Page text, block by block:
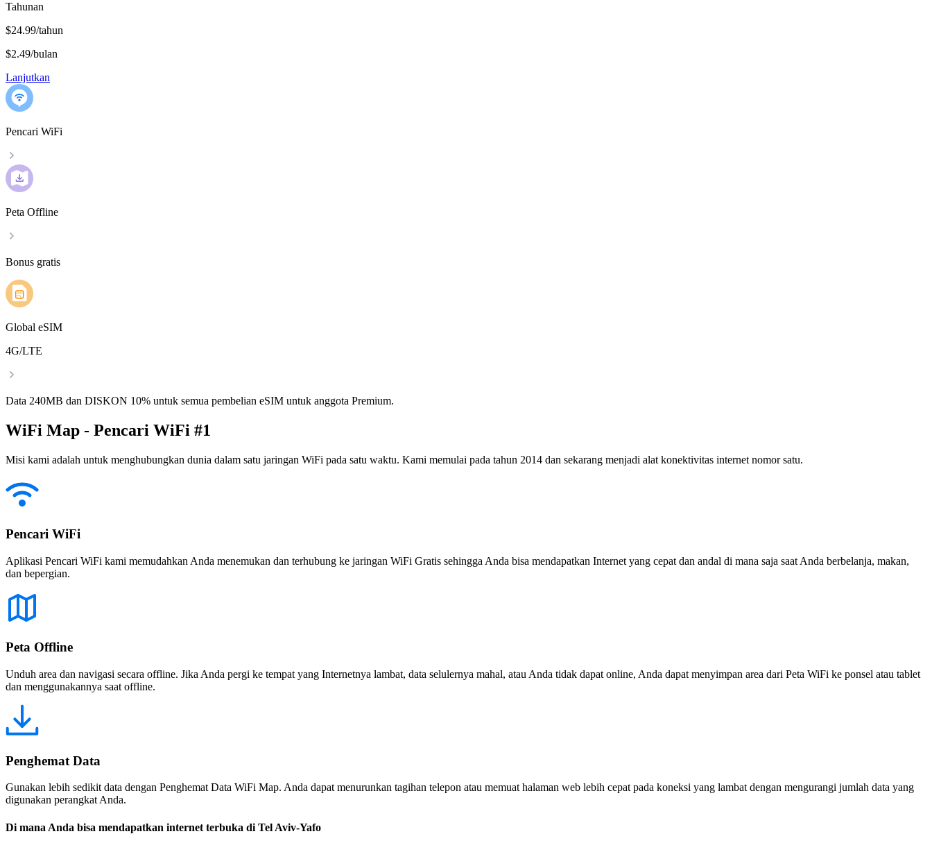
Tahunan
$24.99/tahun
$2.49/bulan
Lanjutkan
Pencari WiFi
Peta Offline
Bonus gratis
Global eSIM
4G/LTE
Data 240MB dan DISKON 10% untuk semua pembelian eSIM untuk anggota Premium.
WiFi Map - Pencari WiFi #1
Misi kami adalah untuk menghubungkan dunia dalam satu jaringan WiFi pada satu waktu. Kami memulai pada tahun 2014 dan sekarang menjadi alat konektivitas internet nomor satu.
Pencari WiFi
Aplikasi Pencari WiFi kami memudahkan Anda menemukan dan terhubung ke jaringan WiFi Gratis sehingga Anda bisa mendapatkan Internet yang cepat dan andal di mana saja saat Anda berbelanja, makan,
dan bepergian.
Peta Offline
Unduh area dan navigasi secara offline. Jika Anda pergi ke tempat yang Internetnya lambat, data selulernya mahal, atau Anda tidak dapat online, Anda dapat menyimpan area dari Peta WiFi ke ponsel atau tablet
dan menggunakannya saat offline.
Penghemat Data
Gunakan lebih sedikit data dengan Penghemat Data WiFi Map. Anda dapat menurunkan tagihan telepon atau memuat halaman web lebih cepat pada koneksi yang lambat dengan mengurangi jumlah data yang
digunakan perangkat Anda.
Di mana Anda bisa mendapatkan internet terbuka di Tel Aviv-Yafo